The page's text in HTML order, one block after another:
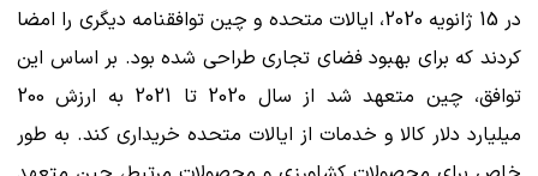
در 15 ژانویه 2020، ایالات متحده و چین توافقنامه دیگری را امضا
کردند که برای بهبود فضای تجاری طراحی شده بود. بر اساس این
توافق، چین متعهد شد از سال 2020 تا 2021 به ارزش 200
میلیارد دلار کالا و خدمات از ایالات متحده خریداری کند. به طور